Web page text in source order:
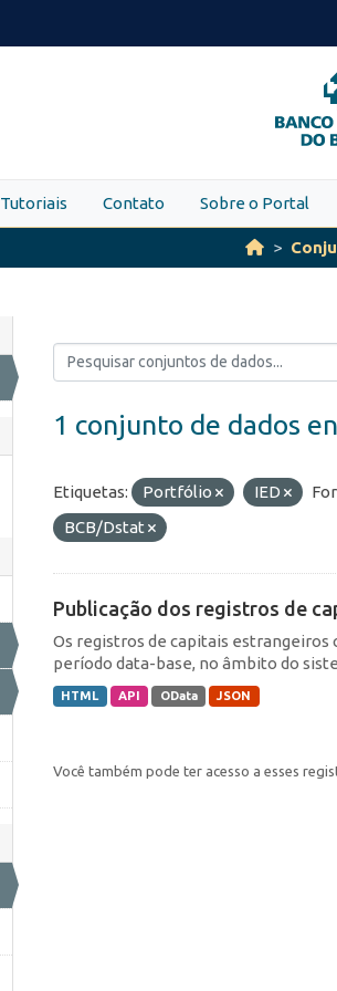
Tutoriais Contato Sobre o Portal
1 conjunto de dados
Etiquetas: Portfólio IED
BCB/Dstat
Publicação dos registros de
Os registros de capitais estrangeiros
período data-base, no âmbito do
HTML API OData JSON
Você também pode ter acesso a esses